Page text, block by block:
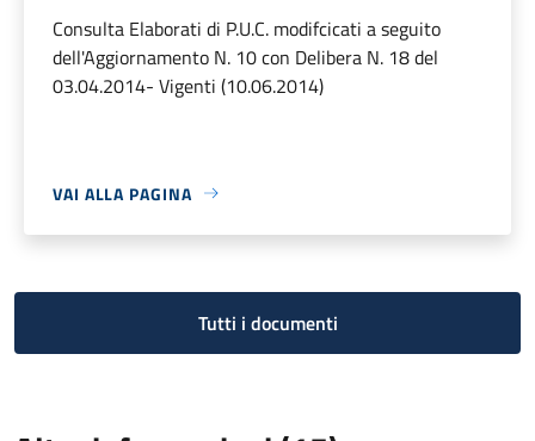
Consulta Elaborati di P.U.C. modifcicati a seguito
dell'Aggiornamento N. 10 con Delibera N. 18 del
03.04.2014- Vigenti (10.06.2014)
VAI ALLA PAGINA
Tutti i documenti